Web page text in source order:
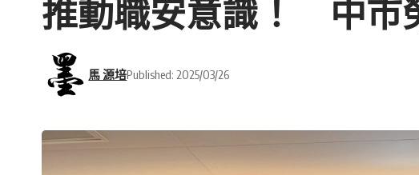
推動職安意識！ 中市
馬 源培Published: 2025/03/26